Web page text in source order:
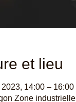
et lieu
14:00 – 16:00
Zone